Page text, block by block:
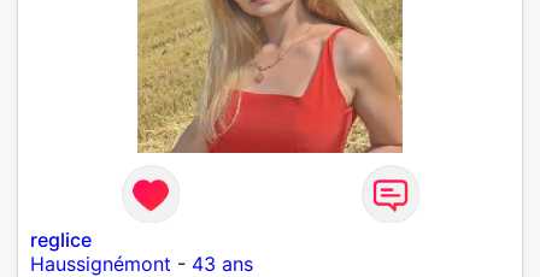
reglice
Haussignémont - 43 ans